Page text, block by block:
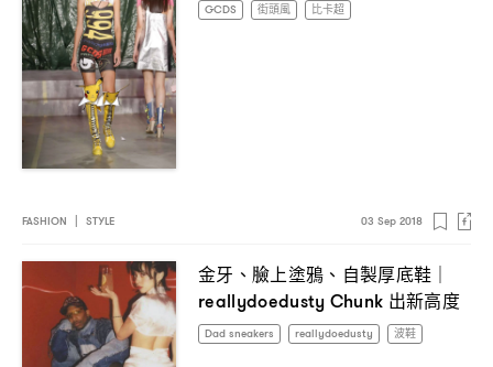
GCDS 街頭風 比卡超
FASHION STYLE 03 Sep 2018
金牙、臉上塗鴉、自製厚底鞋
reallydoedusty Chunk 出新高度
Dad sneakers reallydoedusty 波鞋